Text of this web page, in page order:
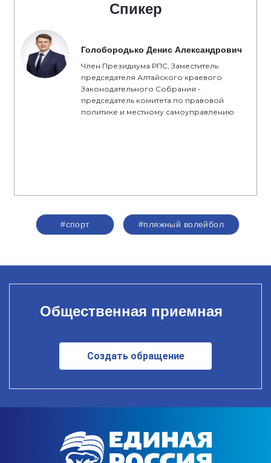
Спикер
Голобородько Денис Александрович
Член Президиума РПС, Заместитель
председателя Алтайского краевого
Законодательного Собрания -
председатель комитета по правовой
политике и местному самоуправлению
#спорт #пляжный волейбол
Общественная приемная
Создать обращение